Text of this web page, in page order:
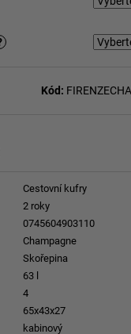
Kód:
Cestovní kufry
2 roky
0745604903110
Champagne
Skořepina
63 l
4
65x43x27
kabinový